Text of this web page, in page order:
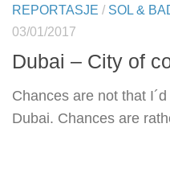
REPORTASJE / SOL &
03/01/2017
Dubai – City of
Chances are not that
Dubai. Chances are